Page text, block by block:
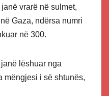
vrarë në sulmet,
Gaza, ndërsa numri
në 300.
lëshuar nga
mëngjesi i së shtunës,